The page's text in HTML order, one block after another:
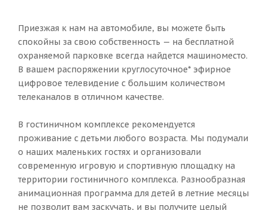
Приезжая к нам на автомобиле, вы можете быть
спокойны за свою собственность — на бесплатной
охраняемой парковке всегда найдется машиноместо.
В вашем распоряжении круглосуточное* эфирное
цифровое телевидение с большим количеством
телеканалов в отличном качестве.
В гостиничном комплексе рекомендуется
проживание с детьми любого возраста. Мы подумали
о наших маленьких гостях и организовали
современную игровую и спортивную площадку на
территории гостиничного комплекса. Разнообразная
анимационная программа для детей в летние месяцы
не позволит вам заскучать, и вы получите целый